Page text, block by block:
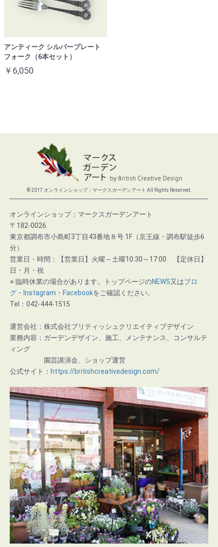
アンティーク シルバープレート
フォーク（6本セット）
￥6,050
© 2017 オンラインショップ：マークスガーデンアート All Rights Reserved.
オンラインショップ：マークスガーデンアート
〒182-0026
東京都調布市小島町3丁目43番地８号 1F（京王線・調布駅徒歩6
分）
営業日・時間：【営業日】火曜～土曜10:30～17:00 【定休日】
日・月・祝
※ 臨時休業の場合があります。トップページのNEWS又はブロ
グ ・ Instagram ・ Facebookをご確認ください。
Tel：042-444-1515
運営会社：株式会社ブリティッシュクリエイティブデザイン
業務内容：ガーデンデザイン、施工、メンテナンス、コンサルテ
ィング
園芸講演会、ショップ運営
公式サイト： https://britishcreativedesign.com/